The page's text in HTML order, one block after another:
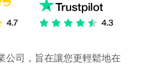
公司，旨在讓您更輕鬆地在